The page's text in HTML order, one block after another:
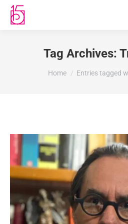
Tag Archives:
You are here:
Home Entries tagged